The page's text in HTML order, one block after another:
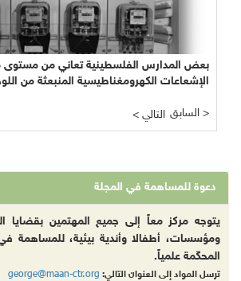
بعض المدارس الفلسطينية تعاني من مستوى
الإشعاعات الكهرومغناطيسية المنبعثة من
< التالي السابق >
دعوة للمساهمة في المجلة
يتوجه مركز معاً إلى جميع المهتمين بقضايا
ومؤسسات، أطفالا وأندية بيئية، للمساهمة في
المحكّمة علمياً.
ترسل المواد إلى العنوان التالي: george@maan-ctr.org